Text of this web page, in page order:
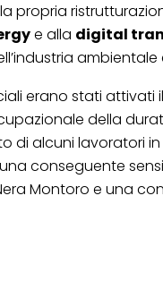
propria
e alla digital
ambientale
erano stati attivati
della
di alcuni lavoratori
conseguente
Montoro e una